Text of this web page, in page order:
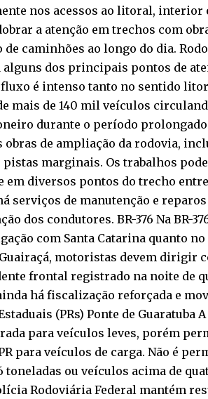
nos acessos ao litoral,
a atenção em trechos com
caminhões ao longo do dia.
dos principais pontos de
é intenso tanto no sentido
mais de 140 mil veículos
durante o período
obras de ampliação da rodovia,
pistas marginais. Os trabalhos
em diversos pontos do trecho
serviços de manutenção e
dos condutores. BR-376 Na BR-
com Santa Catarina quanto
motoristas devem dirigir
frontal registrado na noite de
há fiscalização reforçada e
(PRs) Ponte de Guaratuba
para veículos leves, porém
para veículos de carga. Não é
toneladas ou veículos acima de
Rodoviária Federal mantém